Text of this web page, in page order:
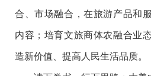
合、市场融合，在旅游产品和
内容；培育文旅商体农融合业
造新价值、提高人民生活品质。